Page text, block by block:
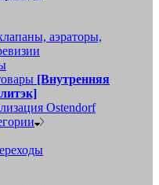
аэраторы,
[Внутренняя
Ostendorf